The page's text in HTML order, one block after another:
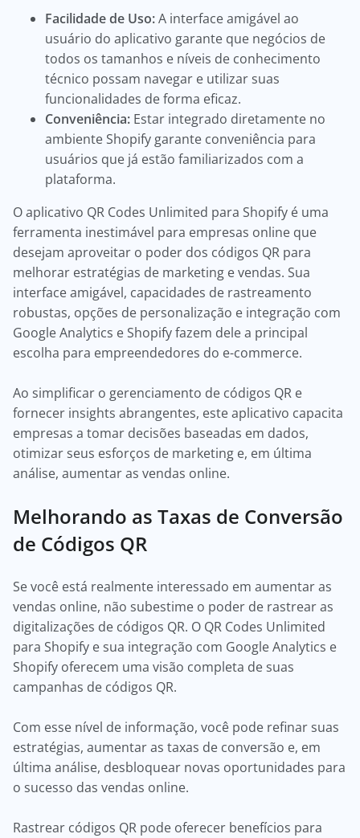
Facilidade de Uso:A interface amigável ao
usuário do aplicativo garante que negócios de
todos os tamanhos e níveis de conhecimento
técnico possam navegar e utilizar suas
funcionalidades de forma eficaz.
Conveniência: Estar integrado diretamente no
ambiente Shopify garante conveniência para
usuários que já estão familiarizados com a
plataforma.
O aplicativo QR Codes Unlimited para Shopify é uma
ferramenta inestimável para empresas online que
desejam aproveitar o poder dos códigos QR para
melhorar estratégias de marketing e vendas. Sua
interface amigável, capacidades de rastreamento
robustas, opções de personalização e integração com
Google Analytics e Shopify fazem dele a principal
escolha para empreendedores do e-commerce.
Ao simplificar o gerenciamento de códigos QR e
fornecer insights abrangentes, este aplicativo capacita
empresas a tomar decisões baseadas em dados,
otimizar seus esforços de marketing e, em última
análise, aumentar as vendas online.
Melhorando as Taxas de Conversão
de Códigos QR
Se você está realmente interessado em aumentar as
vendas online, não subestime o poder de rastrear as
digitalizações de códigos QR. O QR Codes Unlimited
para Shopify e sua integração com Google Analytics e
Shopify oferecem uma visão completa de suas
campanhas de códigos QR.
Com esse nível de informação, você pode refinar suas
estratégias, aumentar as taxas de conversão e, em
última análise, desbloquear novas oportunidades para
o sucesso das vendas online.
Rastrear códigos QR pode oferecer benefícios para